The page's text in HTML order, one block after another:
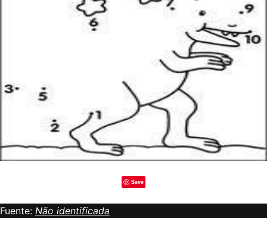
Save
Fuente: Não identificada